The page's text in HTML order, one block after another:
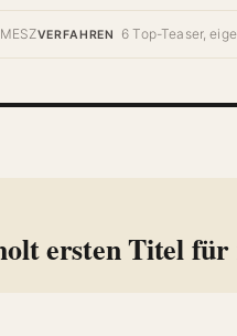
VERFAHREN 6 Top-Teaser,
ersten Titel